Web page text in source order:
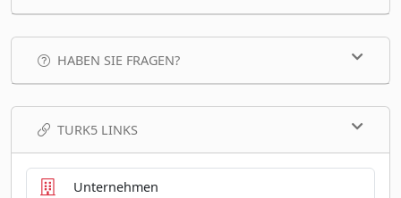
HABEN SIE FRAGEN?
TURK5 LINKS
Unternehmen